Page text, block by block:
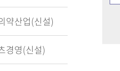
약산업(신설)
경영(신설)